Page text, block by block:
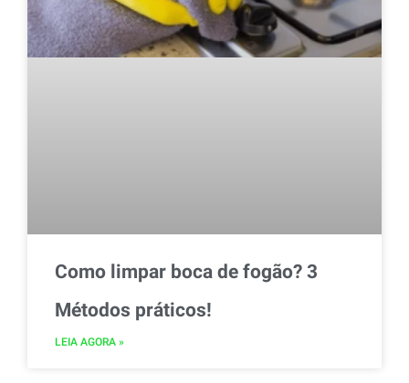
Como limpar boca de fogão? 3
Métodos práticos!
LEIA AGORA »